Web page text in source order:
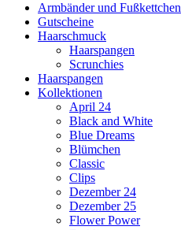
Armbänder und Fußkettchen
Gutscheine
Haarschmuck
Haarspangen
Scrunchies
Haarspangen
Kollektionen
April 24
Black and White
Blue Dreams
Blümchen
Classic
Clips
Dezember 24
Dezember 25
Flower Power